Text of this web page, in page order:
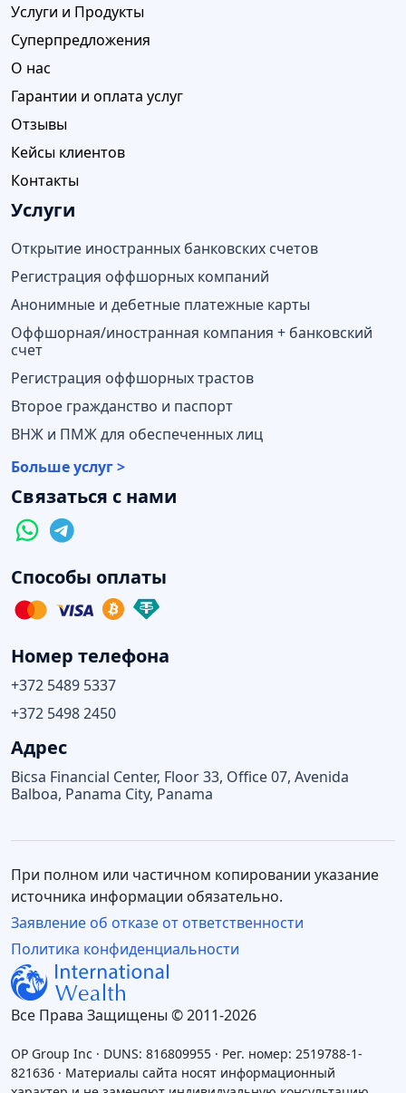
Услуги и Продукты
Суперпредложения
О нас
Гарантии и оплата услуг
Отзывы
Кейсы клиентов
Контакты
Услуги
Открытие иностранных банковских счетов
Регистрация оффшорных компаний
Анонимные и дебетные платежные карты
Оффшорная/иностранная компания + банковский
счет
Регистрация оффшорных трастов
Второе гражданство и паспорт
ВНЖ и ПМЖ для обеспеченных лиц
Больше услуг >
Связаться с нами
Способы оплаты
Номер телефона
+372 5489 5337
+372 5498 2450
Адрес
Bicsa Financial Center, Floor 33, Office 07, Avenida
Balboa, Panama City, Panama
Все Права Защищены © 2011-2026
Политика конфиденциальности
При полном или частичном копировании указание
источника информации обязательно.
Заявление об отказе от ответственности
OP Group Inc · DUNS: 816809955 · Рег. номер: 2519788-1-
821636 · Материалы сайта носят информационный